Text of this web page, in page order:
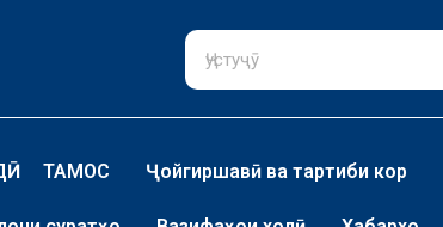
ТАМОС Ҷойгиршавӣ ва тартиби кор